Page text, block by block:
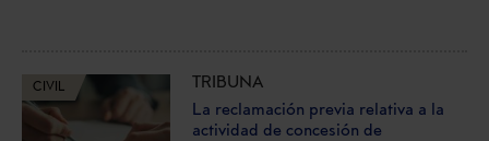
CIVIL
TRIBUNA
La reclamación previa relativa a la
actividad de concesión de